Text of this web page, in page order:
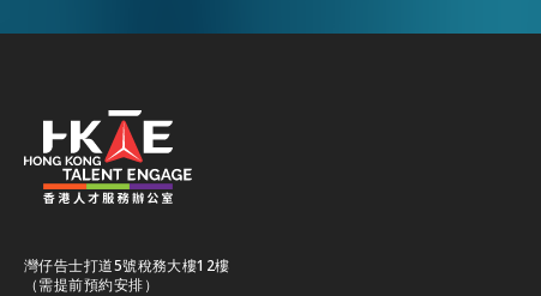
灣仔告士打道5號稅務大樓12樓
（需提前預約安排）